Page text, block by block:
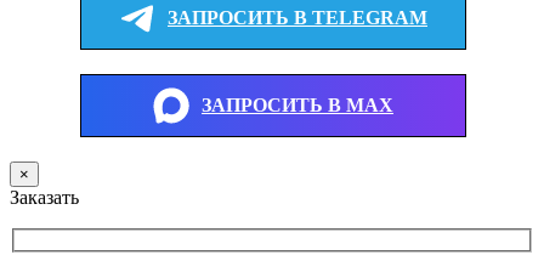
ЗАПРОСИТЬ В TELEGRAM
ЗАПРОСИТЬ В MAX
×
Заказать